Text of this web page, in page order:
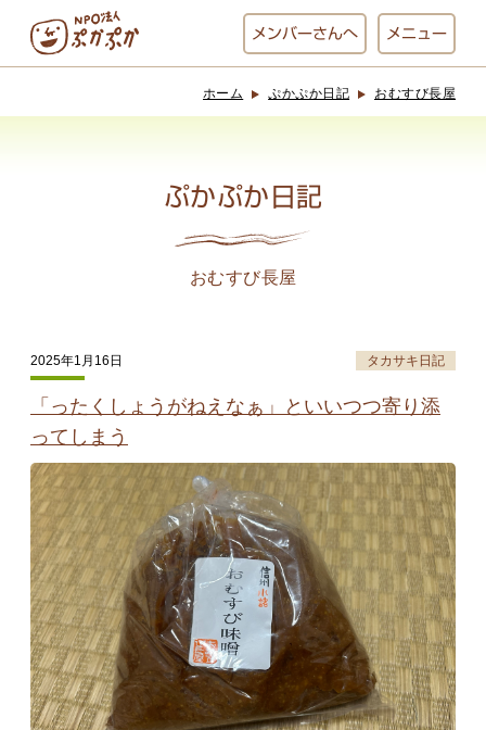
メンバーさんへ メニュー
おひるごはん
お休み中
アート屋
わんど
でんぱた
ぷかぷかさんと
お知らせ ぷかぷか日記
アクセス 採用情報
お問い合わせ
ホーム ぷかぷか日記 おむすび長屋
ぷかぷか日記
おむすび長屋
2025年1月16日 タカサキ日記
「ったくしょうがねえなぁ」といいつつ寄り添
ってしまう